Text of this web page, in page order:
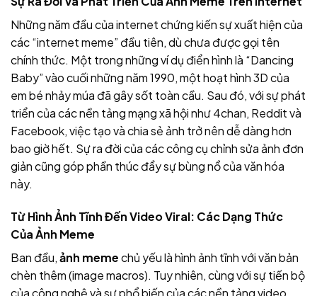
Những năm đầu của internet chứng kiến sự xuất hiện của
các “internet meme” đầu tiên, dù chưa được gọi tên
chính thức. Một trong những ví dụ điển hình là “Dancing
Baby” vào cuối những năm 1990, một hoạt hình 3D của
em bé nhảy múa đã gây sốt toàn cầu. Sau đó, với sự phát
triển của các nền tảng mạng xã hội như 4chan, Reddit và
Facebook, việc tạo và chia sẻ ảnh trở nên dễ dàng hơn
bao giờ hết. Sự ra đời của các công cụ chỉnh sửa ảnh đơn
giản cũng góp phần thúc đẩy sự bùng nổ của văn hóa
này.
Từ Hình Ảnh Tĩnh Đến Video Viral: Các Dạng Thức
Của Ảnh Meme
Ban đầu,ảnh memechủ yếu là hình ảnh tĩnh với văn bản
chèn thêm (image macros). Tuy nhiên, cùng với sự tiến bộ
của công nghệ và sự phổ biến của các nền tảng video